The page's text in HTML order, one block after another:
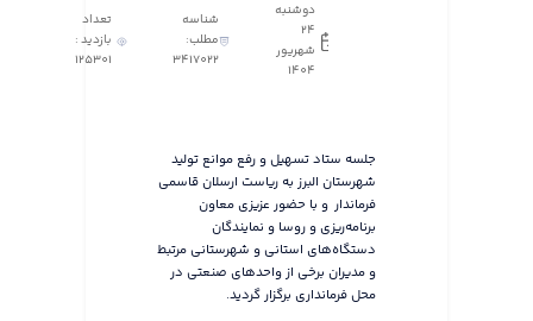
دوشنبه
24
شهریور
1404
شناسه
مطلب:
3417022
تعداد
بازدید :
125301
جلسه ستاد تسهیل و رفع موانع تولید
شهرستان البرز به ریاست ارسلان قاسمی
فرماندار و با حضور عزیزی معاون
برنامه‌ریزی و روسا و نمایندگان
دستگاه‌های استانی و شهرستانی مرتبط
و مدیران برخی از واحدهای صنعتی در
محل فرمانداری برگزار گردید.